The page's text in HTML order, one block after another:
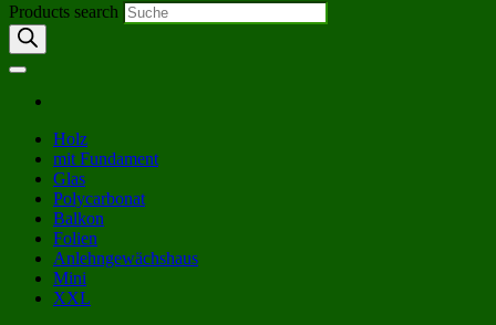
Products search
Holz
mit Fundament
Glas
Polycarbonat
Balkon
Folien
Anlehngewächshaus
Mini
XXL